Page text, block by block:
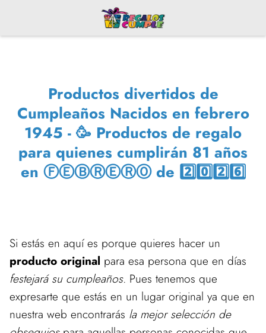
Productos divertidos de
Cumpleaños Nacidos en febrero
1945 - 🥳 Productos de regalo
para quienes cumplirán 81 años
en ⒻⒺⒷⓇⒺⓇⓄ de 2️⃣0️⃣2️⃣6️⃣
Si estás en aquí es porque quieres hacer un
producto original para esa persona que en días
festejará su cumpleaños. Pues tenemos que
expresarte que estás en un lugar original ya que en
nuestra web encontrarás la mejor selección de